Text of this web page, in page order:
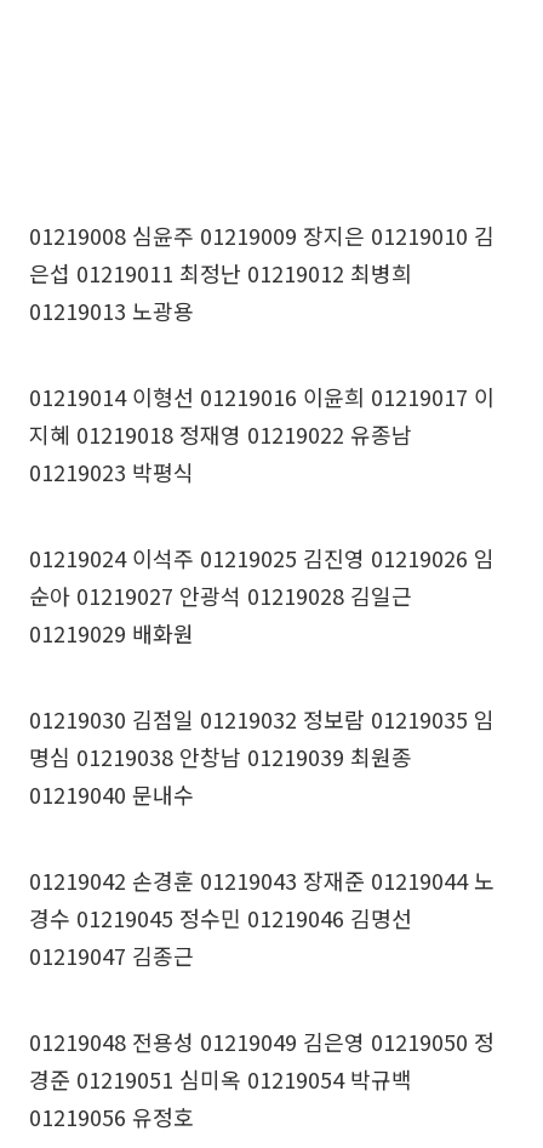
01219008 심윤주 01219009 장지은 01219010 김
은섭 01219011 최정난 01219012 최병희
01219013 노광용
01219014 이형선 01219016 이윤희 01219017 이
지혜 01219018 정재영 01219022 유종남
01219023 박평식
01219024 이석주 01219025 김진영 01219026 임
순아 01219027 안광석 01219028 김일근
01219029 배화원
01219030 김점일 01219032 정보람 01219035 임
명심 01219038 안창남 01219039 최원종
01219040 문내수
01219042 손경훈 01219043 장재준 01219044 노
경수 01219045 정수민 01219046 김명선
01219047 김종근
01219048 전용성 01219049 김은영 01219050 정
경준 01219051 심미옥 01219054 박규백
01219056 유정호